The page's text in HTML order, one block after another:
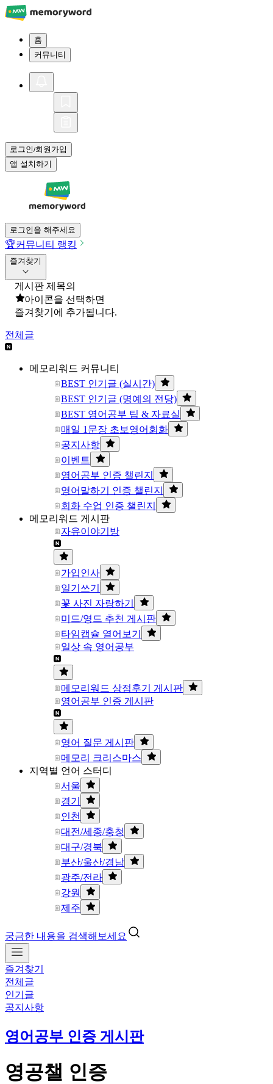
홈
커뮤니티
로그인/회원가입
앱 설치하기
로그인을 해주세요
🏆커뮤니티 랭킹
즐겨찾기
게시판 제목의
아이콘을 선택하면
즐겨찾기에 추가됩니다.
전체글
메모리워드 커뮤니티
BEST 인기글 (실시간)
BEST 인기글 (명예의 전당)
BEST 영어공부 팁 & 자료실
매일 1문장 초보영어회화
공지사항
이벤트
영어공부 인증 챌린지
영어말하기 인증 챌린지
회화 수업 인증 챌린지
메모리워드 게시판
자유이야기방
가입인사
일기쓰기
꽃 사진 자랑하기
미드/영드 추천 게시판
타임캡슐 열어보기
일상 속 영어공부
메모리워드 상점후기 게시판
영어공부 인증 게시판
영어 질문 게시판
메모리 크리스마스
지역별 언어 스터디
서울
경기
인천
대전/세종/충청
대구/경북
부산/울산/경남
광주/전라
강원
제주
궁금한 내용을 검색해보세요
즐겨찾기
전체글
인기글
공지사항
영어공부 인증 게시판
영공챌 인증